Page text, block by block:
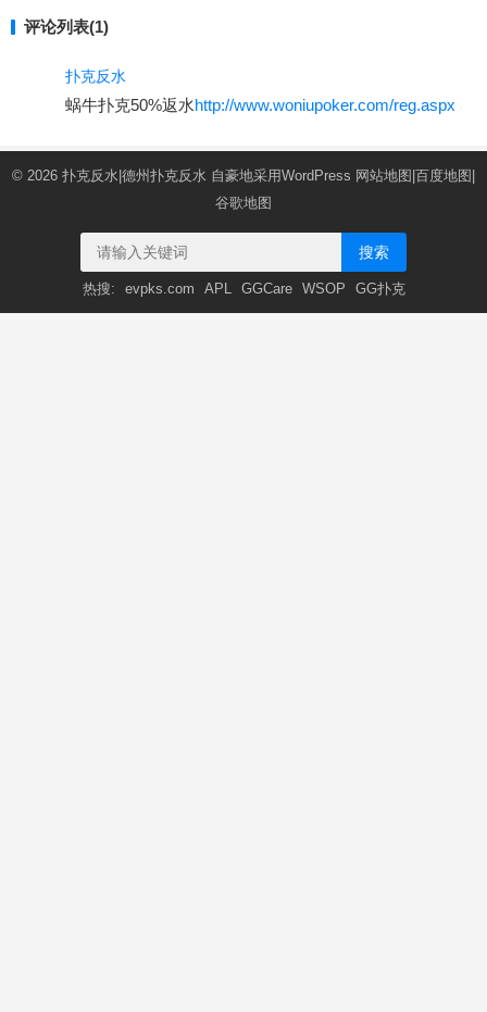
评论列表(1)
扑克反水
蜗牛扑克50%返水http://www.woniupoker.com/reg.aspx
© 2026 扑克反水|德州扑克反水 自豪地采用WordPress 网站地图 百度地图
谷歌地图
搜索
热搜: evpks.com APL GGCare WSOP GG扑克